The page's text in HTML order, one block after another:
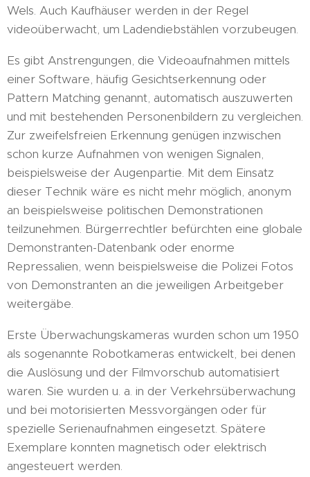
Wels. Auch Kaufhäuser werden in der Regel
videoüberwacht, um Ladendiebstählen vorzubeugen.
Es gibt Anstrengungen, die Videoaufnahmen mittels
einer Software, häufig Gesichtserkennung oder
Pattern Matching genannt, automatisch auszuwerten
und mit bestehenden Personenbildern zu vergleichen.
Zur zweifelsfreien Erkennung genügen inzwischen
schon kurze Aufnahmen von wenigen Signalen,
beispielsweise der Augenpartie. Mit dem Einsatz
dieser Technik wäre es nicht mehr möglich, anonym
an beispielsweise politischen Demonstrationen
teilzunehmen. Bürgerrechtler befürchten eine globale
Demonstranten-Datenbank oder enorme
Repressalien, wenn beispielsweise die Polizei Fotos
von Demonstranten an die jeweiligen Arbeitgeber
weitergäbe.
Erste Überwachungskameras wurden schon um 1950
als sogenannte Robotkameras entwickelt, bei denen
die Auslösung und der Filmvorschub automatisiert
waren. Sie wurden u. a. in der Verkehrsüberwachung
und bei motorisierten Messvorgängen oder für
spezielle Serienaufnahmen eingesetzt. Spätere
Exemplare konnten magnetisch oder elektrisch
angesteuert werden.